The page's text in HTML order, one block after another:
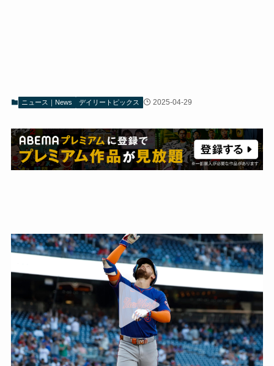
ニュース｜News デイリートピックス 2025-04-29